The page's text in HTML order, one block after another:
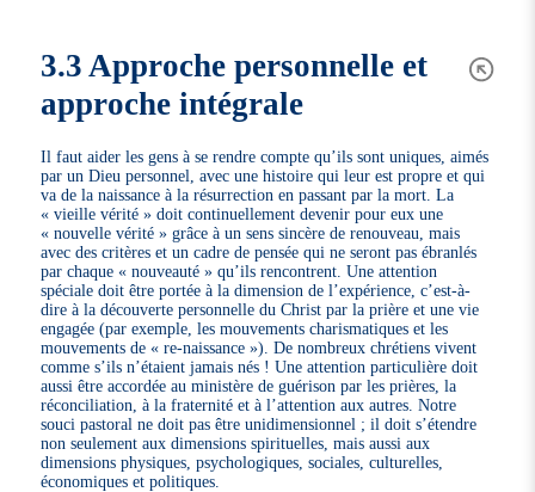
3.3 Approche personnelle et
approche intégrale
Il faut aider les gens à se rendre compte qu’ils sont uniques, aimés
par un Dieu personnel, avec une histoire qui leur est propre et qui
va de la naissance à la résurrection en passant par la mort. La
« vieille vérité » doit continuellement devenir pour eux une
« nouvelle vérité » grâce à un sens sincère de renouveau, mais
avec des critères et un cadre de pensée qui ne seront pas ébranlés
par chaque « nouveauté » qu’ils rencontrent. Une attention
spéciale doit être portée à la dimension de l’expérience, c’est-à-
dire à la découverte personnelle du Christ par la prière et une vie
engagée (par exemple, les mouvements charismatiques et les
mouvements de « re-naissance »). De nombreux chrétiens vivent
comme s’ils n’étaient jamais nés ! Une attention particulière doit
aussi être accordée au ministère de guérison par les prières, la
réconciliation, à la fraternité et à l’attention aux autres. Notre
souci pastoral ne doit pas être unidimensionnel ; il doit s’étendre
non seulement aux dimensions spirituelles, mais aussi aux
dimensions physiques, psychologiques, sociales, culturelles,
économiques et politiques.